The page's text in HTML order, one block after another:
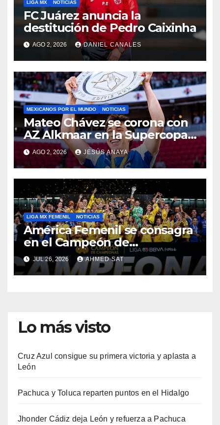
LIGA MX NOTICIAS
FC Juárez anuncia la
destitución de Pedro Caixinha
AGO 2, 2026 DANIEL CANALES
MEXICANOS POR EL MUNDO NOTICIAS
Mateo Chávez se corona con
AZ Alkmaar en la Supercopa
de Países Bajos
AGO 2, 2026 JESÚS ANAYA
LIGA MX FEMENIL NOTICIAS
América Femenil se consagra
en el Campeón de
Campeonas
JUL 26, 2026 AHMED SAT
Lo más visto
Cruz Azul consigue su primera victoria y aplasta a
León
Pachuca y Toluca reparten puntos en el Hidalgo
Jhonder Cádiz deja León y refuerza a Pachuca